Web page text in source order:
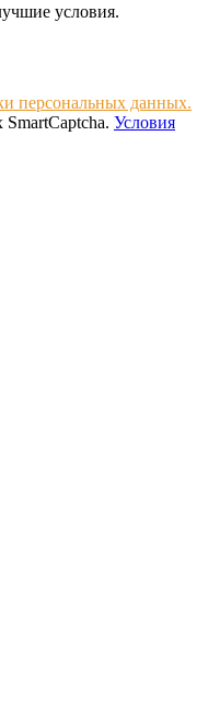
условия.
персональных данных.
Условия